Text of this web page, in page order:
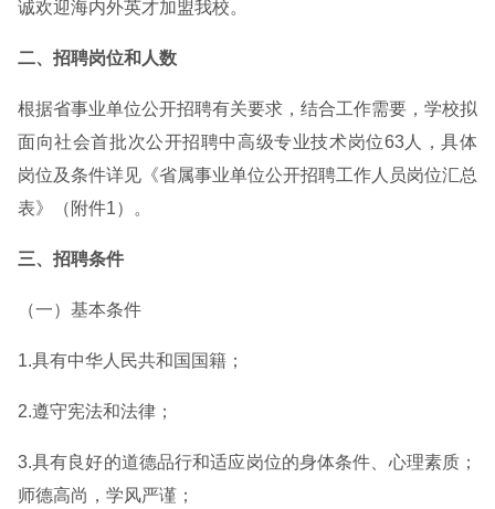
诚欢迎海内外英才加盟我校。
二、招聘岗位和人数
根据省事业单位公开招聘有关要求，结合工作需要，学校拟
面向社会首批次公开招聘中高级专业技术岗位63人，具体
岗位及条件详见《省属事业单位公开招聘工作人员岗位汇总
表》（附件1）。
三、招聘条件
（一）基本条件
1.具有中华人民共和国国籍；
2.遵守宪法和法律；
3.具有良好的道德品行和适应岗位的身体条件、心理素质；
师德高尚，学风严谨；